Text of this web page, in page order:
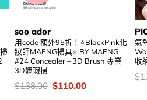
soo ador
用code 額外95折！⭐BlackPink化
妝師MAENG掃具⭐ BY MAENG
#24 Concealer – 3D Brush 專業
3D遮瑕掃
價
錢：
$138.00 Original
price
$110.00Current
氣
收
價
錢
$